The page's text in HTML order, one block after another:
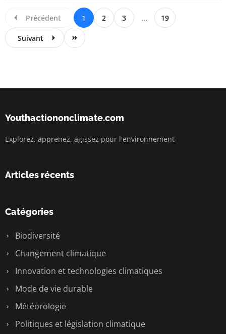
Précédent 1 2 3 ... 19
Suivant
Youthactiononclimate.com
Explorez, apprenez, agissez pour l'environnement
Articles récents
Catégories
Biodiversité
Changement climatique
Innovation et technologies climatiques
Mode de vie durable
Météorologie
Politiques et législation climatique